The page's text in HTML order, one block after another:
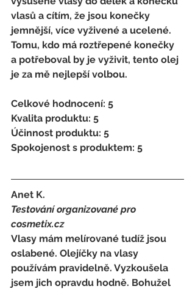
vlasů a cítím, že jsou konečky
jemnější, více vyživené a ucelené.
Tomu, kdo má roztřepené konečky
a potřeboval by je vyživit, tento olej
je za mě nejlepší volbou.
Celkové hodnocení: 5
Kvalita produktu: 5
Účinnost produktu: 5
Spokojenost s produktem: 5
Anet K.
Testování organizované pro
cosmetix.cz
Vlasy mám melírované tudíž jsou
oslabené. Olejíčky na vlasy
používám pravidelně. Vyzkoušela
jsem jich opravdu hodně. Bohužel